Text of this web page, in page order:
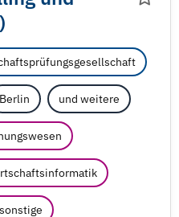
Berlin und weitere